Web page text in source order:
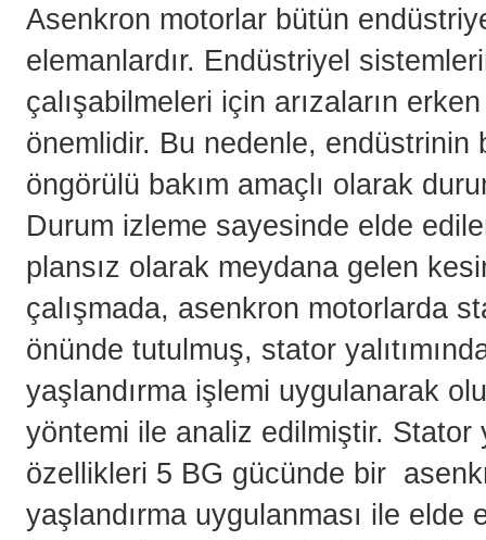
Asenkron motorlar bütün
elemanlardır. Endüstriyel
çalışabilmeleri için arızaların
önemlidir. Bu nedenle, endüstrinin
öngörülü bakım amaçlı olarak
Durum izleme sayesinde elde
plansız olarak meydana gelen
çalışmada, asenkron motorlarda
önünde tutulmuş, stator
yaşlandırma işlemi uygulanarak
yöntemi ile analiz edilmiştir. Stator
özellikleri 5 BG gücünde bir
yaşlandırma uygulanması ile